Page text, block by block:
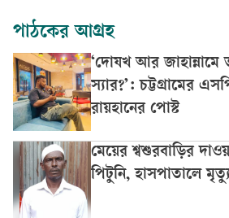
পাঠকের আগ্রহ
‘দোযখ আর
স্যার?’: চট্টগ্রামের
রায়হানের পোস্ট
মেয়ের শ্বশুরবাড়ির
পিটুনি, হাসপাতালে